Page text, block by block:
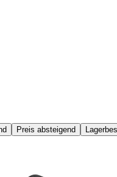
Preis absteigend